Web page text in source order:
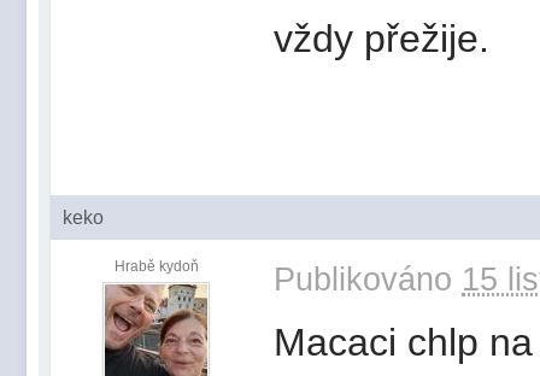
vždy přežije.
keko
Hrabě kydoň Publikováno 15
Macaci chlp